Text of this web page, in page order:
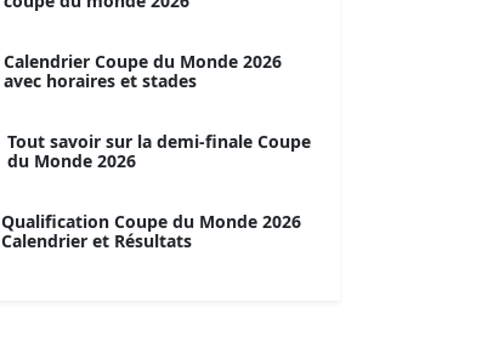
Calendrier Coupe du Monde 2026
avec horaires et stades
Tout savoir sur la demi-finale Coupe
du Monde 2026
Qualification Coupe du Monde 2026
Calendrier et Résultats